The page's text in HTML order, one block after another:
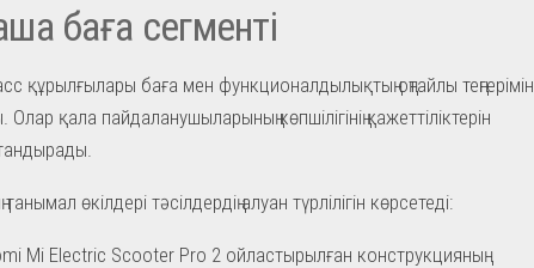
баға сегменті
құрылғылары баға мен функционалдылықтың оңтайлы теңгерімін
қала пайдаланушыларының көпшілігінің қажеттіліктерін
өкілдері тәсілдердің алуан түрлілігін көрсетеді:
Mi Electric Scooter Pro 2 ойластырылған конструкцияның